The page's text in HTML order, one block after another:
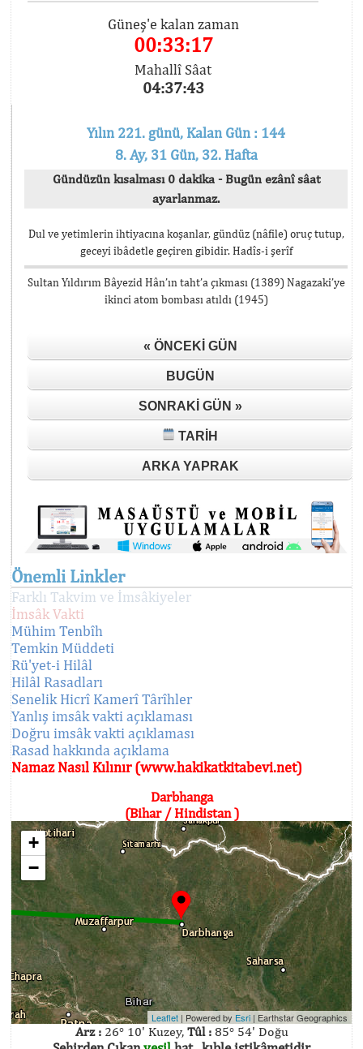
Güneş'e kalan zaman
00:33:17
Mahallî Sâat
04:37:43
Yılın 221. günü, Kalan Gün : 144
8. Ay, 31 Gün, 32. Hafta
Gündüzün kısalması 0 dakika - Bugün ezânî sâat
ayarlanmaz.
Dul ve yetimlerin ihtiyacına koşanlar, gündüz (nâfile) oruç tutup,
geceyi ibâdetle geçiren gibidir. Hadîs-i şerîf
Sultan Yıldırım Bâyezid Hân’ın taht’a çıkması (1389) Nagazaki’ye
ikinci atom bombası atıldı (1945)
« ÖNCEKI GÜN
BUGÜN
SONRAKI GÜN »
TARIH
ARKA YAPRAK
Önemli Linkler
Farklı Takvim ve İmsâkiyeler
İmsâk Vakti
Mühim Tenbîh
Temkin Müddeti
Rü'yet-i Hilâl
Hilâl Rasadları
Senelik Hicrî Kamerî Târîhler
Yanlış imsâk vakti açıklaması
Doğru imsâk vakti açıklaması
Rasad hakkında açıklama
Namaz Nasıl Kılınır (www.hakikatkitabevi.net)
Darbhanga
(Bihar / Hindistan )
+
−
Leaflet | Powered by Esri | Earthstar Geographics
Arz :26° 10' Kuzey, Tûl :85° 54' Doğu